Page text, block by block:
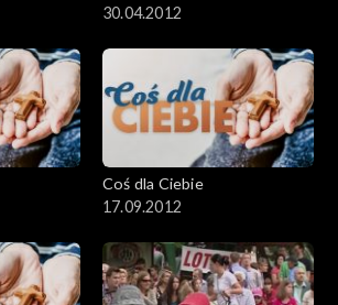
30.04.2012
Coś dla Ciebie
17.09.2012